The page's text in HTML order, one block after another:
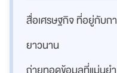
สื่อเศรษฐกิจ ที่อยู่กับก
ยาวนาน